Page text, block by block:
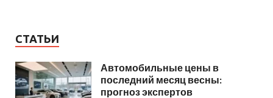
СТАТЬИ
Автомобильные цены в
последний месяц весны:
прогноз экспертов